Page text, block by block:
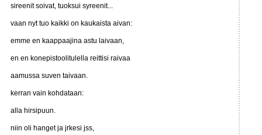
sireenit soivat, tuoksui syreenit...
vaan nyt tuo kaikki on kaukaista aivan:
emme en kaappaajina astu laivaan,
en en konepistoolitulella reittisi raivaa
aamussa suven taivaan.
kerran vain kohdataan:
alla hirsipuun.
niin oli hanget ja jrkesi jss,